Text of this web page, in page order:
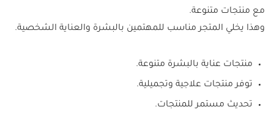
مع منتجات متنوعة.
وهذا يخلي المتجر مناسب للمهتمين بالبشرة والعناية الشخصية.
منتجات عناية بالبشرة متنوعة.
توفر منتجات علاجية وتجميلية.
تحديث مستمر للمنتجات.